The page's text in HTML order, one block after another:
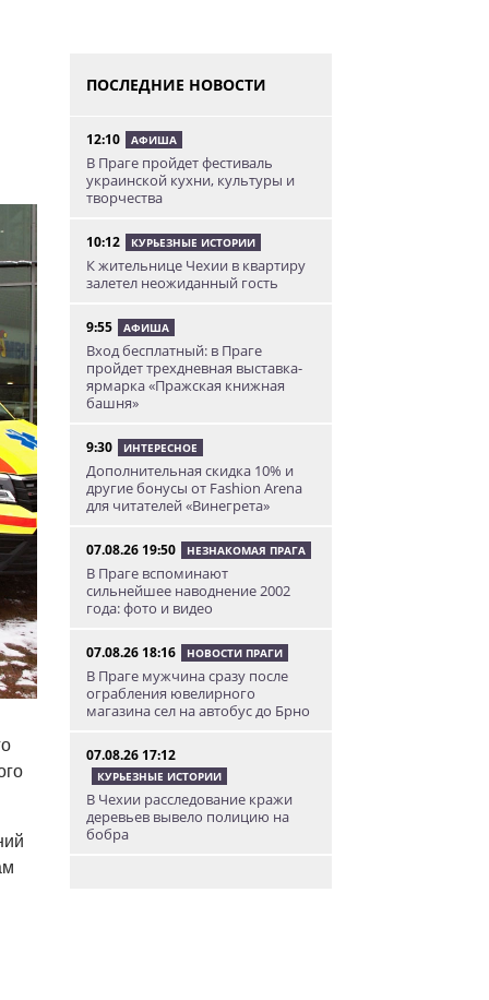
ПОСЛЕДНИЕ НОВОСТИ
12:10 АФИША
В Праге пройдет фестиваль
украинской кухни, культуры и
творчества
10:12 КУРЬЕЗНЫЕ ИСТОРИИ
К жительнице Чехии в квартиру
залетел неожиданный гость
9:55 АФИША
Вход бесплатный: в Праге
пройдет трехдневная выставка-
ярмарка «Пражская книжная
башня»
9:30 ИНТЕРЕСНОЕ
Дополнительная скидка 10% и
другие бонусы от Fashion Arena
для читателей «Винегрета»
07.08.26 19:50 НЕЗНАКОМАЯ ПРАГА
В Праге вспоминают
сильнейшее наводнение 2002
года: фото и видео
07.08.26 18:16 НОВОСТИ ПРАГИ
В Праге мужчина сразу после
ограбления ювелирного
магазина сел на автобус до Брно
07.08.26 17:12
КУРЬЕЗНЫЕ ИСТОРИИ
В Чехии расследование кражи
деревьев вывело полицию на
бобра